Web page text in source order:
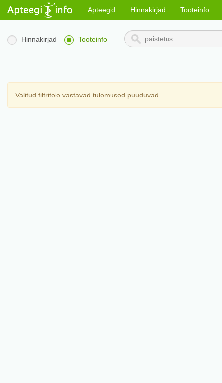
Apteegid Hinnakirjad Tooteinfo
Hinnakirjad Tooteinfo
Valitud filtritele vastavad tulemused puuduvad.